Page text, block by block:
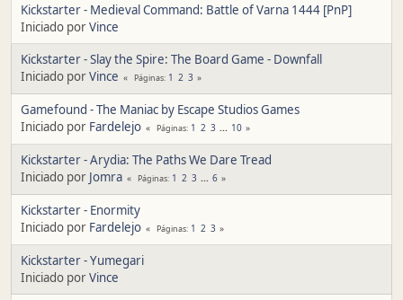
Kickstarter - Medieval Command: Battle of Varna 1444 [PnP]
Iniciado porVince
Kickstarter - Slay the Spire: The Board Game - Downfall
Iniciado porVince Páginas 1 2 3
Gamefound - The Maniac by Escape Studios Games
Iniciado por Fardelejo Páginas 1 2 3 ... 10
Kickstarter - Arydia: The Paths We Dare Tread
Iniciado por Jomra Páginas 1 2 3 ... 6
Kickstarter - Enormity
Iniciado por Fardelejo Páginas 1 2 3
Kickstarter - Yumegari
Iniciado porVince